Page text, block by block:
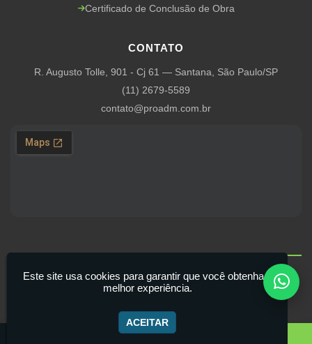
Certificado de Conclusão de Obra
CONTATO
R. Augusto Tolle, 901 - Cj 61 — Santana, São Paulo/SP
(11) 2679-5589
contato@proadm.com.br
© Pro ADM — todos os direitos reservados
Este site usa cookies para garantir que você obtenha a
melhor experiência.
ACEITAR